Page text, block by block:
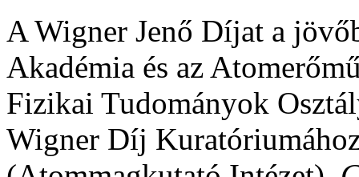
A Wigner Jenő Díjat a
Akadémia és az
Fizikai Tudományok
Wigner Díj